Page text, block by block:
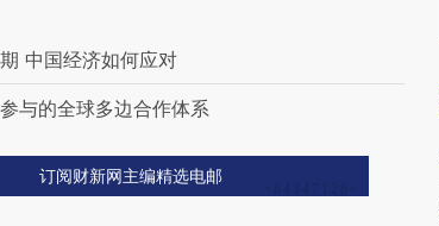
中国经济如何应对
与的全球多边合作体系
订阅财新网主编精选电邮